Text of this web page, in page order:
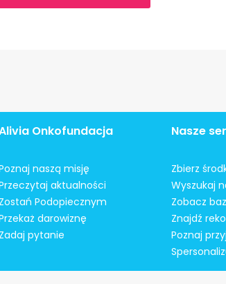
Onkofundacja
naszą misję
aktualności
Zostań Podopiecznym
darowiznę
Zadaj pytanie
Nasze
Zbierz
Wyszukaj
Zobacz
Znajdź
Poznaj